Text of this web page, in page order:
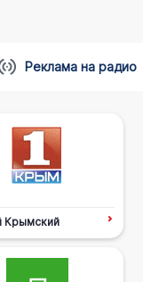
Реклама на радио
Крымский